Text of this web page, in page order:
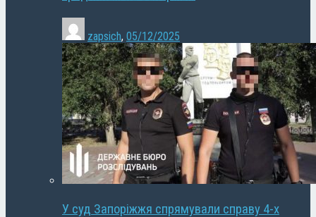
zapsich, 05/12/2025
У суд Запоріжжя спрямували справу 4-х